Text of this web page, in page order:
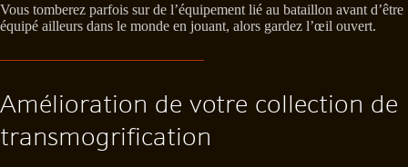
Vous tomberez parfois sur de l’équipement lié au bataillon avant d’être
équipé ailleurs dans le monde en jouant, alors gardez l’œil ouvert.
Amélioration de votre collection de
transmogrification